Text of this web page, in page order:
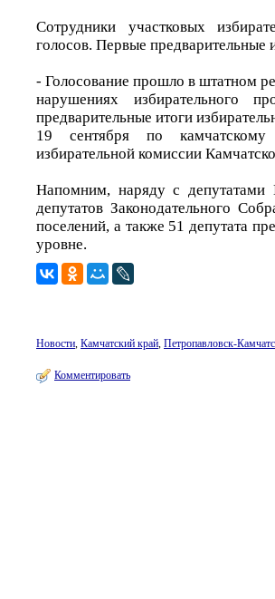
Сотрудники участковых
голосов. Первые предварительные
- Голосование прошло в штатном
нарушениях избирательного
предварительные итоги
19 сентября по камчатскому
избирательной комиссии
Напомним, наряду с депутатами
депутатов Законодательного
поселений, а также 51 депутата
уровне.
Новости, Камчатский край, Петропавловск-
Комментировать